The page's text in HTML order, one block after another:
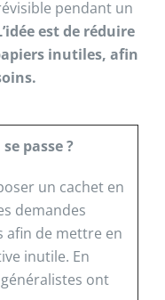
pendant un
est de réduire
inutiles, afin
passe ?
un cachet en
demandes
afin de mettre en
inutile. En
ont